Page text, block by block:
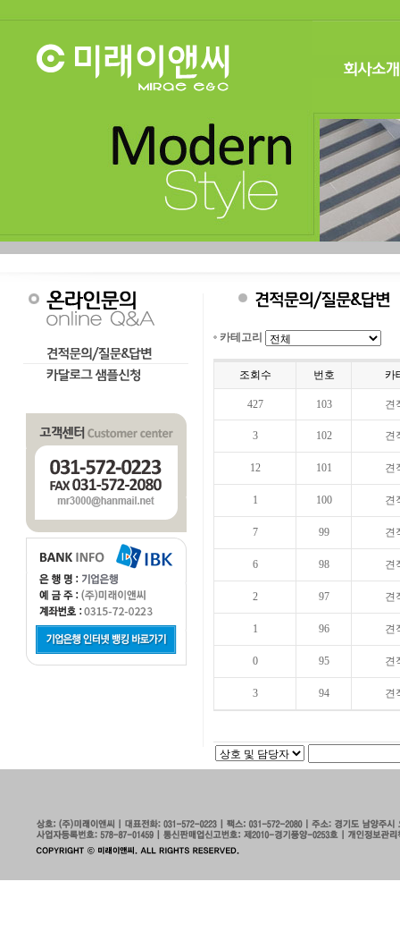
카테고리
조회수 번호 카
427 103 견
3 102 견
12 101 견
1 100 견
7 99 견
6 98 견
2 97 견
1 96 견
0 95 견
3 94 견